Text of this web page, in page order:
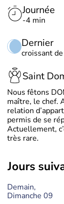
Journée
-4 min
Dernier
croissant
Saint
Nous fêtons
maître, le chef.
relation
permis de se
Actuellement,
très rare.
jours
Demain,
Dimanche 09